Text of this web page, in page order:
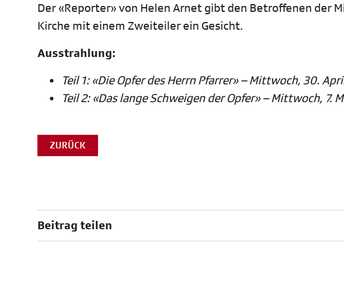
Der «Reporter» von Helen Arnet gibt den Betroffenen der
Kirche mit einem Zweiteiler ein Gesicht.
Ausstrahlung:
Teil 1: «Die Opfer des Herrn Pfarrer» – Mittwoch, 30.
Teil 2: «Das lange Schweigen der Opfer» – Mittwoch, 7.
ZURÜCK
Beitrag teilen